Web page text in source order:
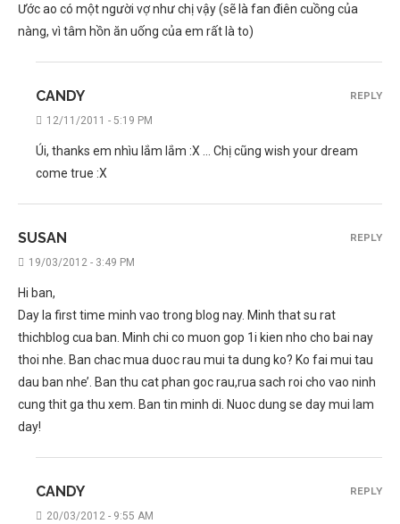
Ước ao có một người vợ như chị vậy (sẽ là fan điên cuồng của
nàng, vì tâm hồn ăn uống của em rất là to)
CANDY
12/11/2011 - 5:19 PM
Úi, thanks em nhìu lắm lắm :X … Chị cũng wish your dream
come true :X
REPLY
SUSAN
19/03/2012 - 3:49 PM
Hi ban,
Day la first time minh vao trong blog nay. Minh that su rat
thichblog cua ban. Minh chi co muon gop 1i kien nho cho bai nay
thoi nhe. Ban chac mua duoc rau mui ta dung ko? Ko fai mui tau
dau ban nhe’. Ban thu cat phan goc rau,rua sach roi cho vao ninh
cung thit ga thu xem. Ban tin minh di. Nuoc dung se day mui lam
day!
REPLY
CANDY
20/03/2012 - 9:55 AM
REPLY